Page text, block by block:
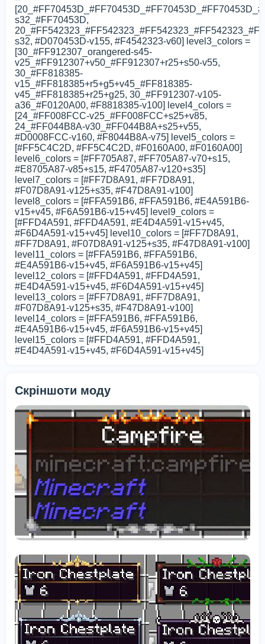
s32_#FF70453D,
s32, #D070453D-v155, #F4542323-v60] level3_colors =
[30_#FF912307_orangered-s45-
v25_#FF912307+v50_#FF912307+r25+s50-v55,
30_#FF818385-
v15_#FF818385+r5+g5+v45_#FF818385-
v45_#FF818385+r25+g25, 30_#FF912307-v105-
a36_#F0120A00, #F8818385-v100] level4_colors =
[24_#FF008FCC-v25_#FF008FCC+s25+v85,
24_#FF044B8A-v30_#FF044B8A+s25+v55,
#D0008FCC-v160, #F8044B8A-v75] level5_colors =
[#FF5C4C2D, #FF5C4C2D, #F0160A00, #F0160A00]
level6_colors = [#FF705A87, #FF705A87-v70+s15,
#E8705A87-v85+s15, #F4705A87-v120+s35]
level7_colors = [#FF7D8A91, #FF7D8A91,
#F07D8A91-v125+s35, #F47D8A91-v100]
level8_colors = [#FFA591B6, #FFA591B6, #E4A591B6-
v15+v45, #F6A591B6-v15+v45] level9_colors =
[#FFD4A591, #FFD4A591, #E4D4A591-v15+v45,
#F6D4A591-v15+v45] level10_colors = [#FF7D8A91,
#FF7D8A91, #F07D8A91-v125+s35, #F47D8A91-v100]
level11_colors = [#FFA591B6, #FFA591B6,
#E4A591B6-v15+v45, #F6A591B6-v15+v45]
level12_colors = [#FFD4A591, #FFD4A591,
#E4D4A591-v15+v45, #F6D4A591-v15+v45]
level13_colors = [#FF7D8A91, #FF7D8A91,
#F07D8A91-v125+s35, #F47D8A91-v100]
level14_colors = [#FFA591B6, #FFA591B6,
#E4A591B6-v15+v45, #F6A591B6-v15+v45]
level15_colors = [#FFD4A591, #FFD4A591,
#E4D4A591-v15+v45, #F6D4A591-v15+v45]
Скріншоти моду